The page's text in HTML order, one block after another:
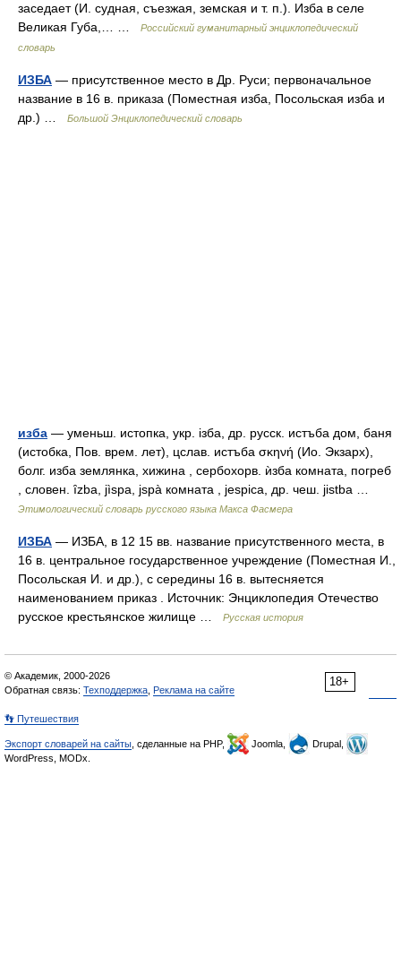
заседает (И. судная, съезжая, земская и т. п.). Изба в селе
Великая Губа,… …
Российский гуманитарный энциклопедический
словарь
ИЗБА — присутственное место в Др. Руси; первоначальное
название в 16 в. приказа (Поместная изба, Посольская изба и
др.) …
Большой Энциклопедический словарь
изба — уменьш. истопка, укр. iзба, др. русск. истъба дом, баня
(истобка, Пов. врем. лет), цслав. истъба σκηνή (Ио. Экзарх),
болг. изба землянка, хижина , сербохорв. ѝзба комната, погреб
, словен. ȋzba, jìspa, jspà комната , jеsрiса, др. чеш. jistba …
Этимологический словарь русского языка Макса Фасмера
ИЗБА — ИЗБА, в 12 15 вв. название присутственного места, в
16 в. центральное государственное учреждение (Поместная И.,
Посольская И. и др.), с середины 16 в. вытесняется
наименованием приказ . Источник: Энциклопедия Отечество
русское крестьянское жилище …
Русская история
18+
© Академик, 2000-2026
Обратная связь: Техподдержка Реклама на сайте
👣 Путешествия
Экспорт словарей на сайты , сделанные на PHP, Joomla,
Drupal,
WordPress, MODx.